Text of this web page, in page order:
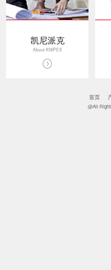
凯尼派克
About KNIPEX
首页
@All